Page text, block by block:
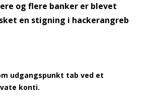
og flere banker er blevet
en stigning i hackerangreb
udgangspunkt tab ved et
konti.